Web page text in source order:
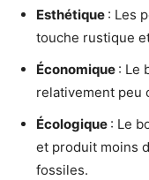
Esthétique : Les
touche rustique
Économique : Le
relativement peu
Écologique : Le
et produit moins
fossiles.